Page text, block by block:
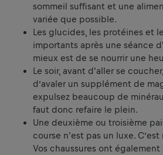
sommeil suffisant et une
variée que possible.
Les glucides, les protéines et
importants après une séance
mieux est de se nourrir une
Le soir, avant d'aller se
d’avaler un supplément de
expulsez beaucoup de
faut donc refaire le plein.
Une deuxième ou troisième
course n'est pas un luxe.
Vos chaussures ont